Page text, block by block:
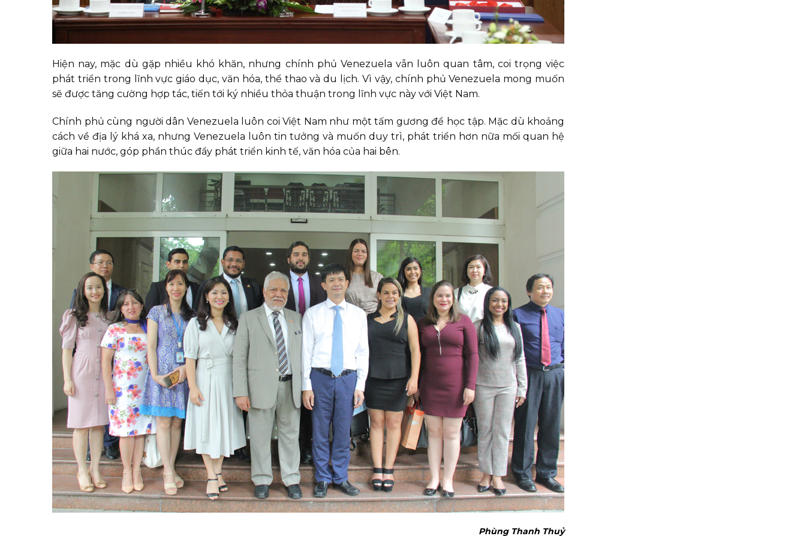
Hiện nay, mặc dù gặp nhiều khó khăn, nhưng chính phủ Venezuela vẫn luôn quan tâm, coi trọng việc
phát triển trong lĩnh vực giáo dục, văn hóa, thể thao và du lịch. Vì vậy, chính phủ Venezuela mong muốn
sẽ được tăng cường hợp tác, tiến tới ký nhiều thỏa thuận trong lĩnh vực này với Việt Nam.
Chính phủ cùng người dân Venezuela luôn coi Việt Nam như một tấm gương để học tập. Mặc dù khoảng
cách về địa lý khá xa, nhưng Venezuela luôn tin tưởng và muốn duy trì, phát triển hơn nữa mối quan hệ
giữa hai nước, góp phần thúc đẩy phát triển kinh tế, văn hóa của hai bên.
Phùng Thanh Thuỷ